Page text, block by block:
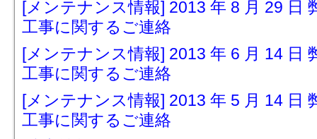
[メンテナンス情報] 2013 年 8 月 29 日
工事に関するご連絡
[メンテナンス情報] 2013 年 6 月 14 日
工事に関するご連絡
[メンテナンス情報] 2013 年 5 月 14 日
工事に関するご連絡